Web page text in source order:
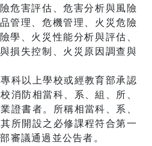
危害評估、危害分析與風險
管理、危機管理、火災危險
學、火災性能分析與評估、
損失控制、火災原因調查與
科以上學校或經教育部承認
消防相當科、系、組、所、
證書者。所稱相當科、系、
所開設之必修課程符合第一
審議通過並公告者。